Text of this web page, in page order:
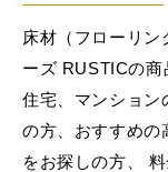
床材（フローリン
ーズ RUSTICの商
住宅、マンション
の方、おすすめの
をお探しの方、